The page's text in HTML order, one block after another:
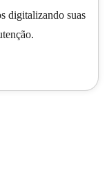
digitalizando suas